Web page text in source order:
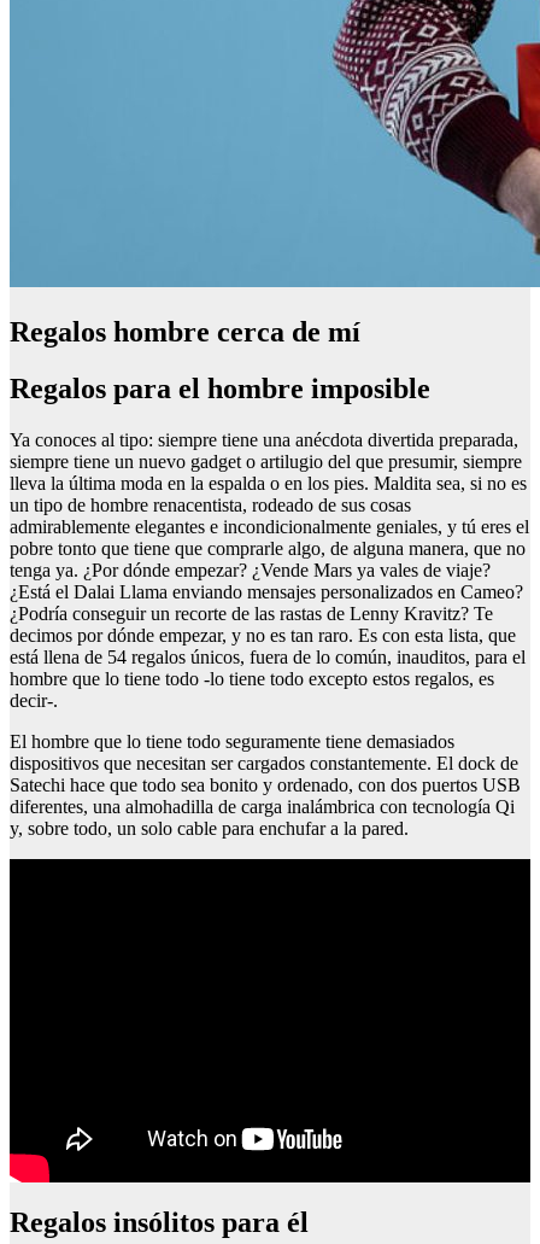
Regalos hombre cerca de mí
Regalos para el hombre imposible
Ya conoces al tipo: siempre tiene una anécdota divertida preparada,
siempre tiene un nuevo gadget o artilugio del que presumir, siempre
lleva la última moda en la espalda o en los pies. Maldita sea, si no es
un tipo de hombre renacentista, rodeado de sus cosas
admirablemente elegantes e incondicionalmente geniales, y tú eres el
pobre tonto que tiene que comprarle algo, de alguna manera, que no
tenga ya. ¿Por dónde empezar? ¿Vende Mars ya vales de viaje?
¿Está el Dalai Llama enviando mensajes personalizados en Cameo?
¿Podría conseguir un recorte de las rastas de Lenny Kravitz? Te
decimos por dónde empezar, y no es tan raro. Es con esta lista, que
está llena de 54 regalos únicos, fuera de lo común, inauditos, para el
hombre que lo tiene todo -lo tiene todo excepto estos regalos, es
decir-.
El hombre que lo tiene todo seguramente tiene demasiados
dispositivos que necesitan ser cargados constantemente. El dock de
Satechi hace que todo sea bonito y ordenado, con dos puertos USB
diferentes, una almohadilla de carga inalámbrica con tecnología Qi
y, sobre todo, un solo cable para enchufar a la pared.
Regalos insólitos para él